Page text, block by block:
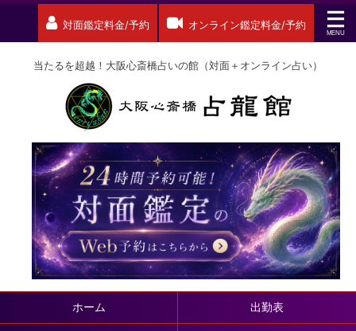
対面鑑定料金/予約 オンライン鑑定料金/予約
当たるを超越！大阪心斎橋占いの館（対面＋オンライン占い）
ホーム 出勤表